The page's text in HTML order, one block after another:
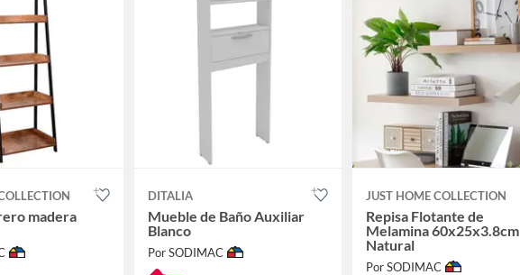
madera
DITALIA
Mueble de Baño Auxiliar
Blanco
Por SODIMAC
JUST HOME COLLECTION
Repisa Flotante de
Melamina 60x25x3.8cm
Natural
Por SODIMAC